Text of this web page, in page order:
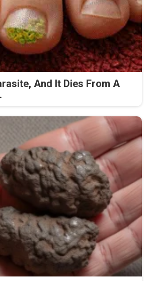
And It Dies From A